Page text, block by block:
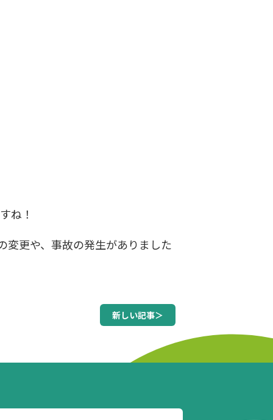
ね！
更や、事故の発生がありました
新しい記事＞